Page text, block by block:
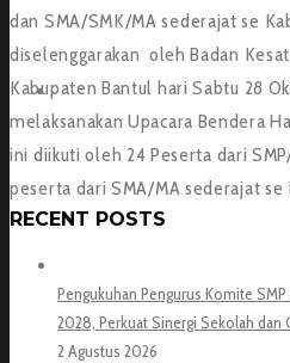
ADUAN
dan SMA/SMK/MA sederajat se
diselenggarakan oleh Badan
Kabupaten Bantul hari Sabtu 28
melaksanakan Upacara Bendera
ini diikuti oleh 24 Peserta dari
peserta dari SMA/MA sederajat
RECENT POSTS
Pengukuhan Pengurus Komite
2028, Perkuat Sinergi Sekolah dan
2 Agustus 2026